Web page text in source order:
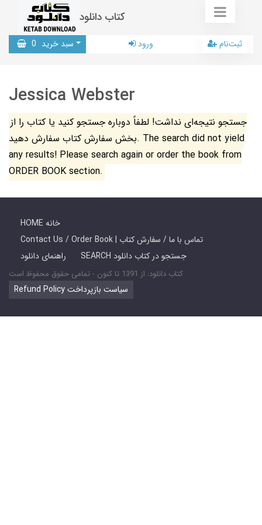
کتاب دانلود
سبد خرید 0 ورود ثبت‌نام
Jessica Webster
جستجو نتیجه‌ای نداشت! لطفاً دوباره جستجو کنید یا کتاب را از
بخش سفارش کتاب سفارش دهید. The search did not yield
any results! Please search again or order the book from
ORDER BOOK section.
HOME خانه
Contact Us / Order Book | تماس با ما / سفارش کتاب
راهنمای دانلود
SEARCH جستجو در کتاب دانلود
کتاب دانلود: از 1391 تا کنون - تمامی حقوق محفوظ است
Refund Policy سیاست بازپرداخت